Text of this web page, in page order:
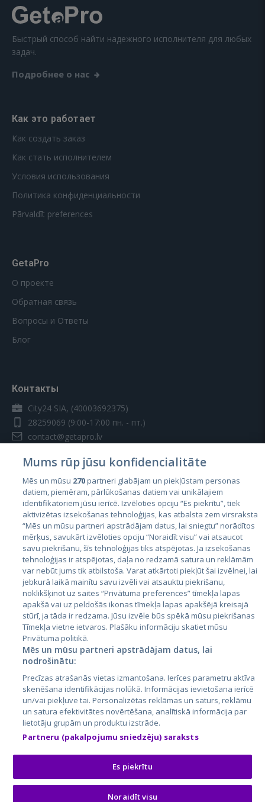
Быстрый способ найти надежного исполнителя для любых
задач.
Подробнее о нас
Как это работает
Как создать заказ
Как стать исполнителем
Условия использования
Политика конфиденциальности
Pārvaldīt preferences
GetaPro
О проекте
Обратная связь
Вопросы и Ответы
Блог
Контакты
City24 SIA, (40003692375)
28259069 (9:00-17:00 пн. - пт.)
contact@getapro.lv
Страны
Эстония
Латвия
Литва
City24.lv
City24.ee
GetaPro.lv
GetaPro.ee
Skelbiu.lt
Autoplius.lt
Aruodas.lt
CVbankas.lt
Kainos.lt
Paslaugos.lt
auto24.ee
Osta.ee
KuldneBörs.ee
Mums rūp jūsu konfidencialitāte
Mēs un mūsu 270partneri glabājam un piekļūstam personas
datiem, piemēram, pārlūkošanas datiem vai unikālajiem
identifikatoriem jūsu ierīcē. Izvēloties opciju “Es piekrītu”, tiek
aktivizētas izsekošanas tehnoloģijas, kas atbalsta zem virsraksta
“Mēs un mūsu partneri apstrādājam datus, lai sniegtu” norādītos
mērķus, savukārt izvēloties opciju “Noraidīt visu” vai atsaucot
savu piekrišanu, šīs tehnoloģijas tiks atspējotas. Ja izsekošanas
tehnoloģijas ir atspējotas, daļa no redzamā satura un reklāmām
var nebūt jums tik atbilstoša. Varat atkārtoti piekļūt šai izvēlnei, lai
jebkurā laikā mainītu savu izvēli vai atsauktu piekrišanu,
noklikšķinot uz saites “Privātuma preferences” tīmekļa lapas
apakšā vai uz peldošās ikonas tīmekļa lapas apakšējā kreisajā
stūrī, ja tāda ir redzama. Jūsu izvēle būs spēkā mūsu piekrišanas
Tīmekļa vietne ietvaros. Plašāku informāciju skatiet mūsu
Privātuma politikā.
Mēs un mūsu partneri apstrādājam datus, lai
nodrošinātu:
Precīzas atrašanās vietas izmantošana. Ierīces parametru aktīva
skenēšana identifikācijas nolūkā. Informācijas ievietošana ierīcē
un/vai piekļuve tai. Personalizētas reklāmas un saturs, reklāmu
un satura efektivitātes novērtēšana, analītiskā informācija par
lietotāju grupām un produktu izstrāde.
Partneru (pakalpojumu sniedzēju) saraksts
Es piekrītu
Noraidīt visu